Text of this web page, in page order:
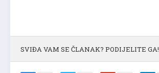
SVIĐA VAM SE ČLANAK? PODIJELITE GA!